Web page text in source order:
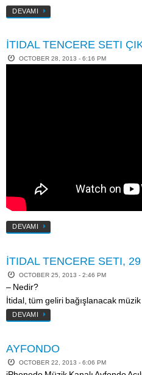
DEVAMI
İTIDAL TENCERE SETI
OCTOBER 28, 2013 - 6:16 PM
DEVAMI
İTIDAL TENCERE SETI,
OCTOBER 25, 2013 - 2:46 PM
– Nedir?
İtidal, tüm geliri bağışlanacak
DEVAMI
AYFONDO
OCTOBER 22, 2013 - 6:06 PM